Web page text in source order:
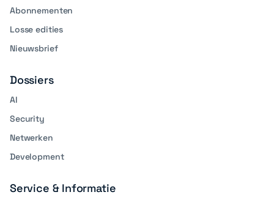
Abonnementen
Losse edities
Nieuwsbrief
Dossiers
AI
Security
Netwerken
Development
Service & Informatie